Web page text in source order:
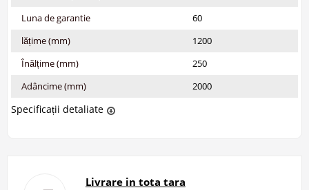
Luna de garantie
60
lățime (mm)
1200
Înălțime (mm)
250
Adâncime (mm)
2000
Specificații detaliate
Livrare in tota tara